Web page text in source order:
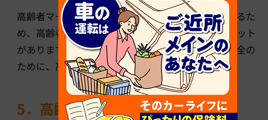
高齢者マークをつけていると、周りの車が配慮をするた
め、高齢者ご自身も運転がしやすくなるというメリット
があります。70歳を超えている場合は、ご自身の安全の
ために、高齢者マークをつけるようにしましょう。
5．高齢者マークの入手方法